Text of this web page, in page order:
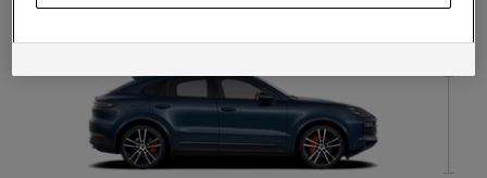
Höhe: 1.678 mm
Hinweis zu Cookies für Marketingzwecke:Sofern Sie über einen von uns
Daten, sofern Sie dem explizit zugestimmt („Cookies mit
eines Porsche Betriebs, Porsche Inter Auto GmbH & Co KG, eingesehen